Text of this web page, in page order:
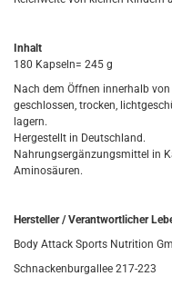
Inhalt
180 Kapseln= 245 g
Nach dem Öffnen innerhalb
geschlossen, trocken,
lagern.
Hergestellt in Deutschland.
Nahrungsergänzungsmittel in
Aminosäuren.
Hersteller / Verantwortlicher
Body Attack Sports Nutrition
Schnackenburgallee 217-223